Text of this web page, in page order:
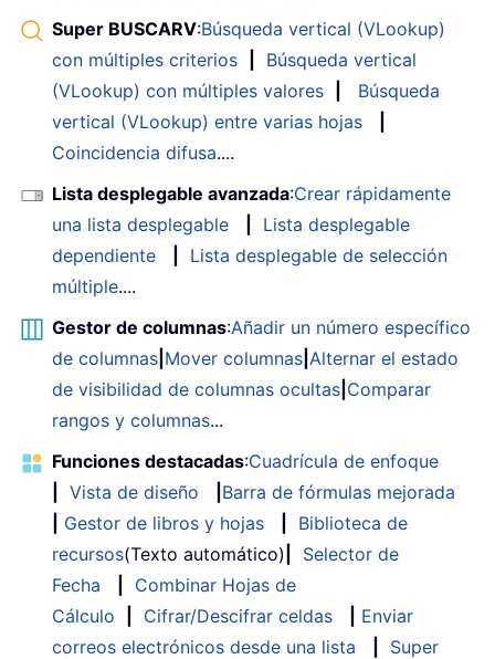
Super BUSCARV:Búsqueda vertical (VLookup)
con múltiples criterios
Búsqueda vertical
(VLookup) con múltiples valores
Búsqueda
vertical (VLookup) entre varias hojas
Coincidencia difusa....
Lista desplegable avanzada:Crear rápidamente
una lista desplegable
Lista desplegable
dependiente
Lista desplegable de selección
múltiple....
Gestor de columnas:Añadir un número específico
de columnas Mover columnas Alternar el estado
de visibilidad de columnas ocultas Comparar
rangos y columnas...
Funciones destacadas:Cuadrícula de enfoque
Vista de diseño
Barra de fórmulas mejorada
Gestor de libros y hojas
Biblioteca de
recursos(Texto automático)
Selector de
Fecha
Combinar Hojas de
Cálculo
Cifrar/Descifrar celdas
Enviar
correos electrónicos desde una lista
Super